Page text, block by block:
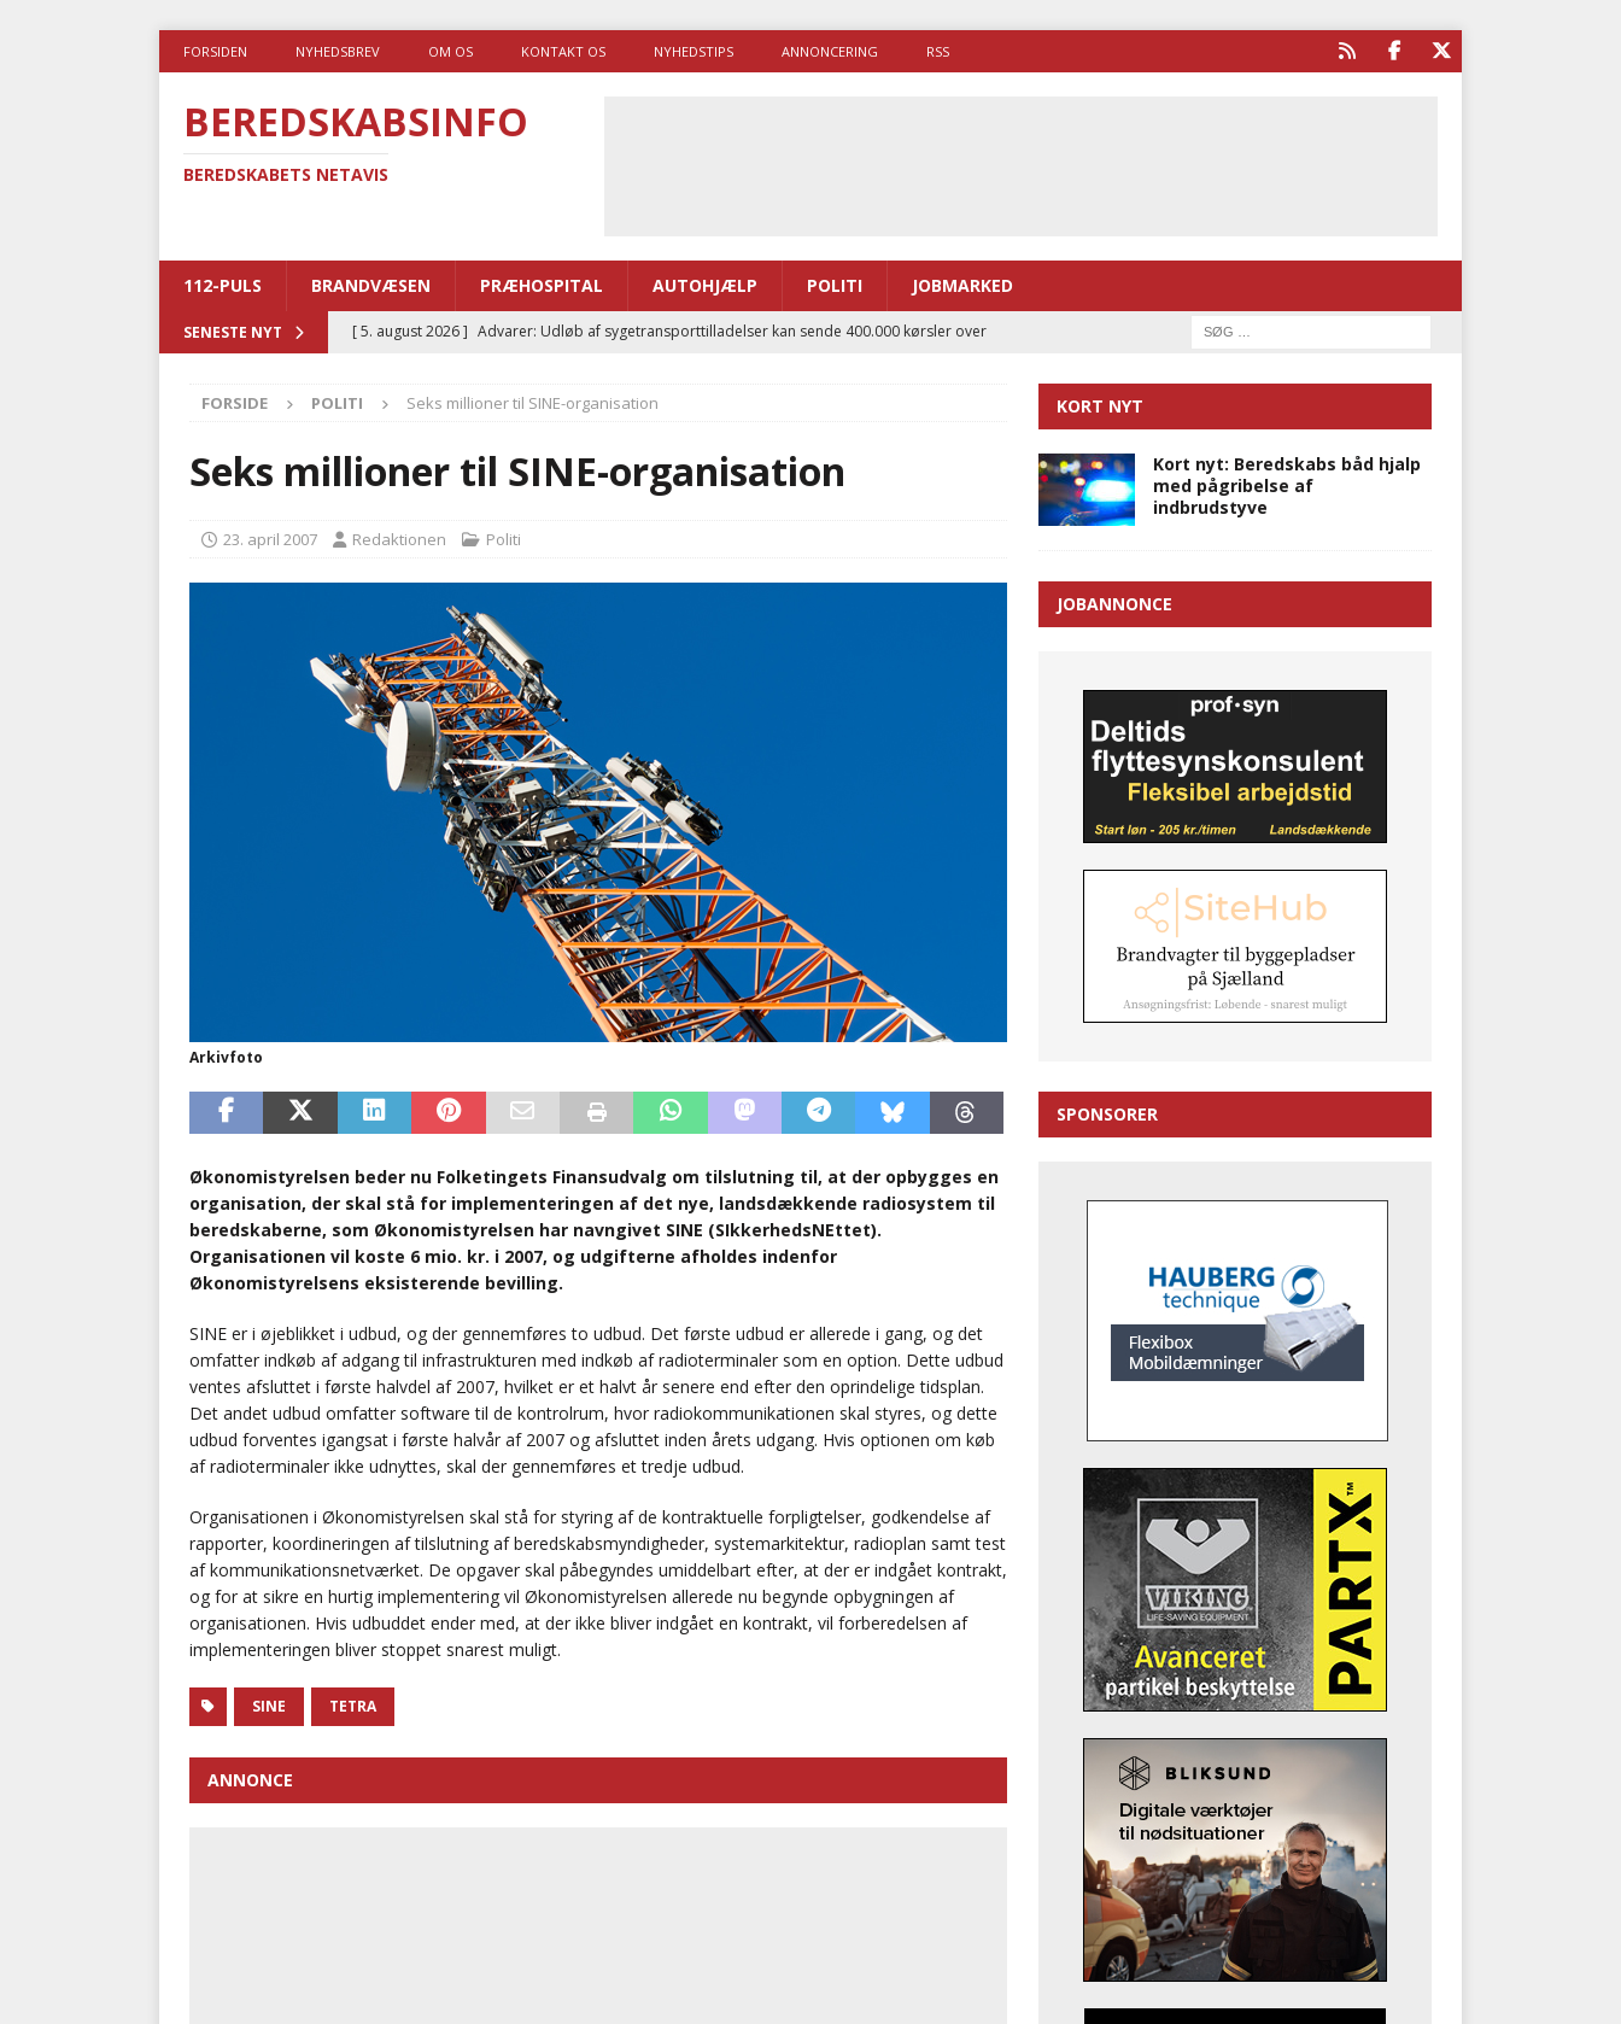
FORSIDEN NYHEDSBREV OM OS KONTAKT OS NYHEDSTIPS ANNONCERING RSS
BEREDSKABSINFO
BEREDSKABETS NETAVIS
112-PULS BRANDVÆSEN PRÆHOSPITAL AUTOHJÆLP POLITI JOBMARKED
SENESTE NYT [ 5. august 2026 ] Advarer: Udløb af sygetransporttilladelser kan sende 400.000 kørsler over
[ 5. august 2026 ] Ny ambulance og el-sygetransportvogn til Samsø
[ 4. august 2026 ]
Brandvæsenerne brugte lidt længere tid på at komme af sted i 2025
[ 4. august 2026 ] Ny treårig politiuddannelse skal ruste betjentene til mere kompleks
[ 6. august 2026 ] Brandvæsenernes gennemsnitlige responstid steg med 9 sekunder i 2025
BRANDVÆSEN
FORSIDE POLITI Seks millioner til SINE-organisation
Seks millioner til SINE-organisation
23. april 2007 Redaktionen Politi
Arkivfoto
Økonomistyrelsen beder nu Folketingets Finansudvalg om tilslutning til, at der opbygges en
organisation, der skal stå for implementeringen af det nye, landsdækkende radiosystem til
beredskaberne, som Økonomistyrelsen har navngivet SINE (SIkkerhedsNEttet).
Organisationen vil koste 6 mio. kr. i 2007, og udgifterne afholdes indenfor
Økonomistyrelsens eksisterende bevilling.
SINE er i øjeblikket i udbud, og der gennemføres to udbud. Det første udbud er allerede i gang, og det
omfatter indkøb af adgang til infrastrukturen med indkøb af radioterminaler som en option. Dette udbud
ventes afsluttet i første halvdel af 2007, hvilket er et halvt år senere end efter den oprindelige tidsplan.
Det andet udbud omfatter software til de kontrolrum, hvor radiokommunikationen skal styres, og dette
udbud forventes igangsat i første halvår af 2007 og afsluttet inden årets udgang. Hvis optionen om køb
af radioterminaler ikke udnyttes, skal der gennemføres et tredje udbud.
Organisationen i Økonomistyrelsen skal stå for styring af de kontraktuelle forpligtelser, godkendelse af
rapporter, koordineringen af tilslutning af beredskabsmyndigheder, systemarkitektur, radioplan samt test
af kommunikationsnetværket. De opgaver skal påbegyndes umiddelbart efter, at der er indgået kontrakt,
og for at sikre en hurtig implementering vil Økonomistyrelsen allerede nu begynde opbygningen af
organisationen. Hvis udbuddet ender med, at der ikke bliver indgået en kontrakt, vil forberedelsen af
implementeringen bliver stoppet snarest muligt.
SINE TETRA
ANNONCE
KORT NYT
Kort nyt: Beredskabs båd hjalp
med pågribelse af
indbrudstyve
JOBANNONCE
SPONSORER